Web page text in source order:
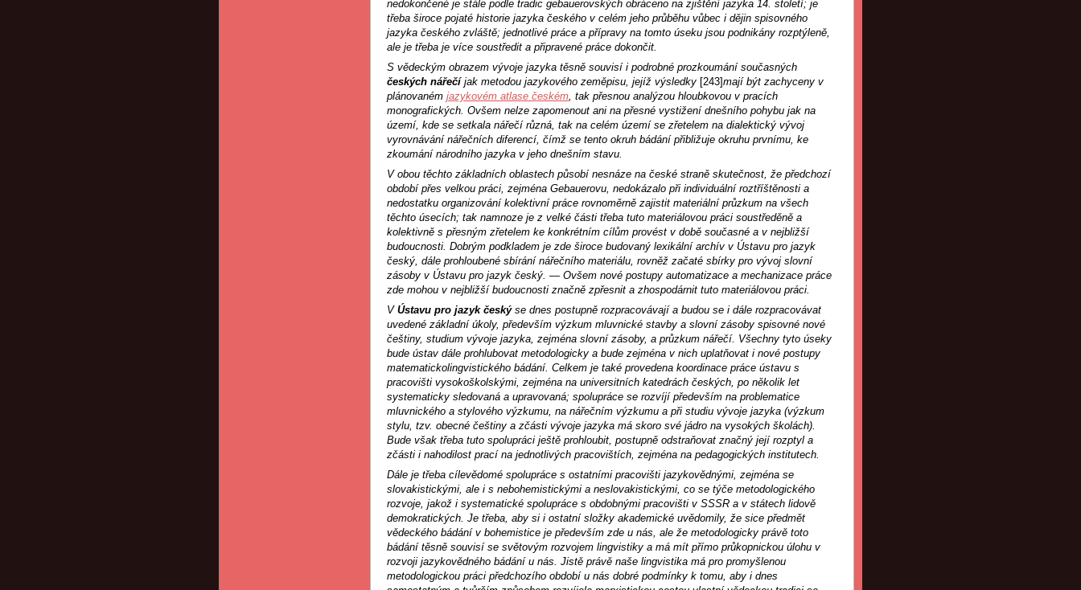
nedokončené je stále podle tradic gebauerovských obráceno na zjištění jazyka 14. století; je
třeba široce pojaté historie jazyka českého v celém jeho průběhu vůbec i dějin spisovného
jazyka českého zvláště; jednotlivé práce a přípravy na tomto úseku jsou podnikány rozptýleně,
ale je třeba je více soustředit a připravené práce dokončit.
S vědeckým obrazem vývoje jazyka těsně souvisí i podrobné prozkoumání současných
českých nářečí jak metodou jazykového zeměpisu, jejíž výsledky [243]mají být zachyceny v
plánovaném jazykovém atlase českém, tak přesnou analýzou hloubkovou v pracích
monografických. Ovšem nelze zapomenout ani na přesné vystižení dnešního pohybu jak na
území, kde se setkala nářečí různá, tak na celém území se zřetelem na dialektický vývoj
vyrovnávání nářečních diferencí, čímž se tento okruh bádání přibližuje okruhu prvnímu, ke
zkoumání národního jazyka v jeho dnešním stavu.
V obou těchto základních oblastech působí nesnáze na české straně skutečnost, že předchozí
období přes velkou práci, zejména Gebauerovu, nedokázalo při individuální roztříštěnosti a
nedostatku organizování kolektivní práce rovnoměrně zajistit materiální průzkum na všech
těchto úsecích; tak namnoze je z velké části třeba tuto materiálovou práci soustředěně a
kolektivně s přesným zřetelem ke konkrétním cílům provést v době současné a v nejbližší
budoucnosti. Dobrým podkladem je zde široce budovaný lexikální archív v Ústavu pro jazyk
český, dále prohloubené sbírání nářečního materiálu, rovněž začaté sbírky pro vývoj slovní
zásoby v Ústavu pro jazyk český. — Ovšem nové postupy automatizace a mechanizace práce
zde mohou v nejbližší budoucnosti značně zpřesnit a zhospodárnit tuto materiálovou práci.
V Ústavu pro jazyk český se dnes postupně rozpracovávají a budou se i dále rozpracovávat
uvedené základní úkoly, především výzkum mluvnické stavby a slovní zásoby spisovné nové
češtiny, studium vývoje jazyka, zejména slovní zásoby, a průzkum nářečí. Všechny tyto úseky
bude ústav dále prohlubovat metodologicky a bude zejména v nich uplatňovat i nové postupy
matematickolingvistického bádání. Celkem je také provedena koordinace práce ústavu s
pracovišti vysokoškolskými, zejména na universitních katedrách českých, po několik let
systematicky sledovaná a upravovaná; spolupráce se rozvíjí především na problematice
mluvnického a stylového výzkumu, na nářečním výzkumu a při studiu vývoje jazyka (výzkum
stylu, tzv. obecné češtiny a zčásti vývoje jazyka má skoro své jádro na vysokých školách).
Bude však třeba tuto spolupráci ještě prohloubit, postupně odstraňovat značný její rozptyl a
zčásti i nahodilost prací na jednotlivých pracovištích, zejména na pedagogických institutech.
Dále je třeba cílevědomé spolupráce s ostatními pracovišti jazykovědnými, zejména se
slovakistickými, ale i s nebohemistickými a neslovakistickými, co se týče metodologického
rozvoje, jakož i systematické spolupráce s obdobnými pracovišti v SSSR a v státech lidově
demokratických. Je třeba, aby si i ostatní složky akademické uvědomily, že sice předmět
vědeckého bádání v bohemistice je především zde u nás, ale že metodologicky právě toto
bádání těsně souvisí se světovým rozvojem lingvistiky a má mít přímo průkopnickou úlohu v
rozvoji jazykovědného bádání u nás. Jistě právě naše lingvistika má pro promyšlenou
metodologickou práci předchozího období u nás dobré podmínky k tomu, aby i dnes